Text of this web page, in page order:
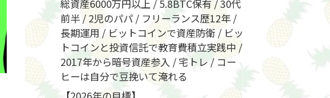
総資産6000万円以上 / 5.8BTC保有 / 30代
前半 / 2児のパパ / フリーランス歴12年 /
長期運用 / ビットコインで資産防衛 / ビッ
トコインと投資信託で教育費積立実践中 /
2017年から暗号資産参入 / 宅トレ / コー
ヒーは自分で豆挽いて淹れる